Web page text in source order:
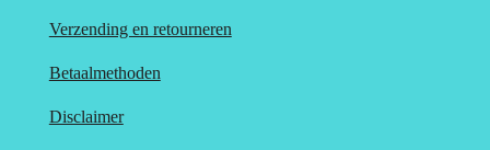
Verzending en retourneren
Betaalmethoden
Disclaimer